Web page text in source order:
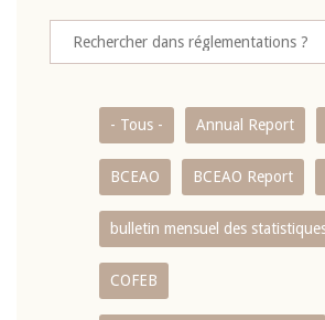
- Tous - Annual Report
BCEAO BCEAO Report
bulletin mensuel des
COFEB